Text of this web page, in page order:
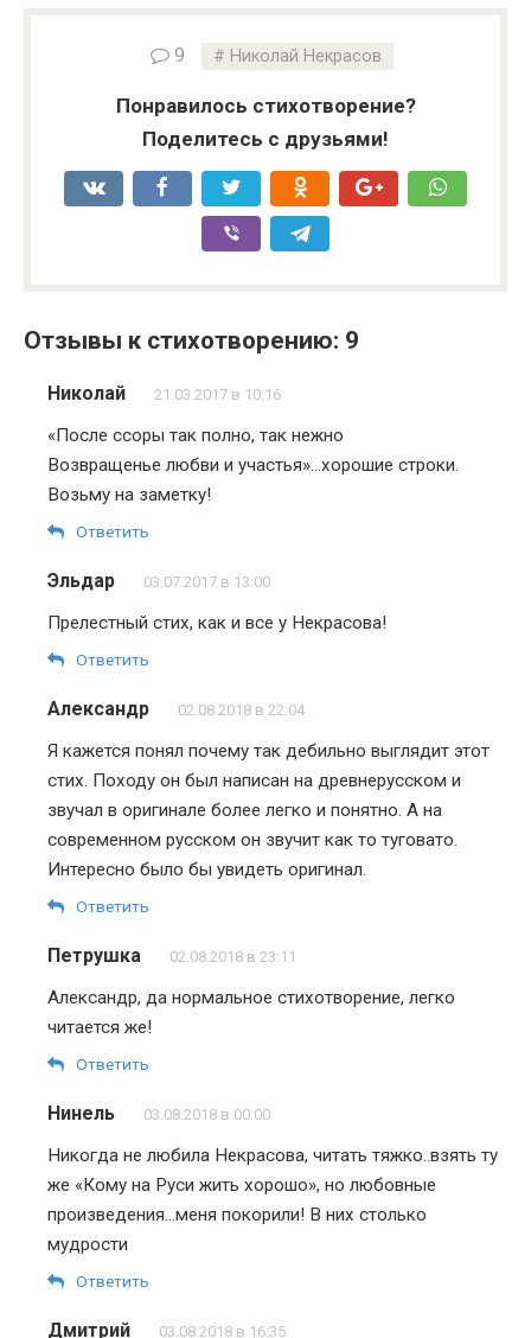
9 Николай Некрасов
Понравилось стихотворение?
Поделитесь с друзьями!
Отзывы к стихотворению: 9
Николай 21.03.2017 в 10:16
«После ссоры так полно, так нежно
Возвращенье любви и участья»…хорошие строки.
Возьму на заметку!
Ответить
Эльдар 03.07.2017 в 13:00
Прелестный стих, как и все у Некрасова!
Ответить
Александр 02.08.2018 в 22:04
Я кажется понял почему так дебильно выглядит этот
стих. Походу он был написан на древнерусском и
звучал в оригинале более легко и понятно. А на
современном русском он звучит как то туговато.
Интересно было бы увидеть оригинал.
Ответить
Петрушка 02.08.2018 в 23:11
Александр, да нормальное стихотворение, легко
читается же!
Ответить
Нинель 03.08.2018 в 00:00
Никогда не любила Некрасова, читать тяжко..взять ту
же «Кому на Руси жить хорошо», но любовные
произведения…меня покорили! В них столько
мудрости
Ответить
Дмитрий 03.08.2018 в 16:35